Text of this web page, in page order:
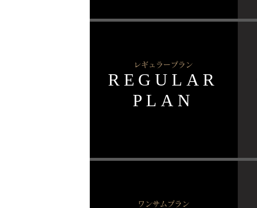
レギュラープラン
REGULAR​
PLAN
ワンサムプラン